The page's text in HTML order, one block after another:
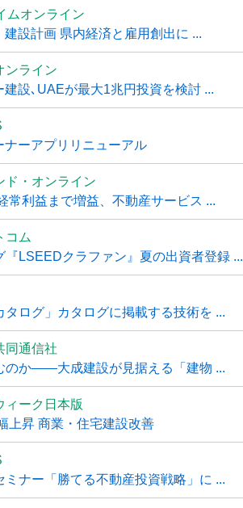
ムオンライン
設計画 県内経済と雇用創出に ...
ンライン
設､UAEが最大1兆円投資を検討 ...
ナーアプリリニューアル
ド・オンライン
常利益まで増益、不動産サービス ...
コム
LSEEDクラファン』夏の出資者登録 ...
タログ」カタログに掲載する技術を ...
同通信社
のか――大成建設が見据える「建物 ...
ィーク日本版
上昇 商業・住宅建設改善
ナー「勝てる不動産投資戦略」に ...